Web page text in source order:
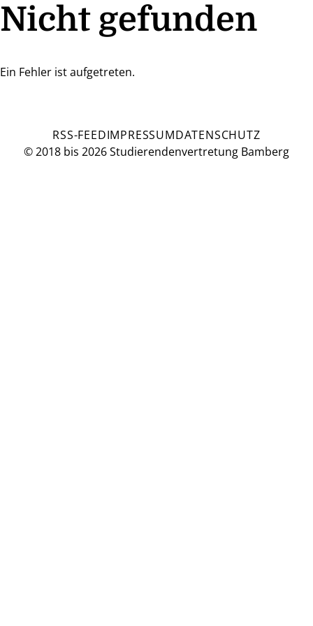
Nicht gefunden
Ein Fehler ist aufgetreten.
© 2018 bis 2026 Studierendenvertretung Bamberg
RSS-FEEDIMPRESSUMDATENSCHUTZ